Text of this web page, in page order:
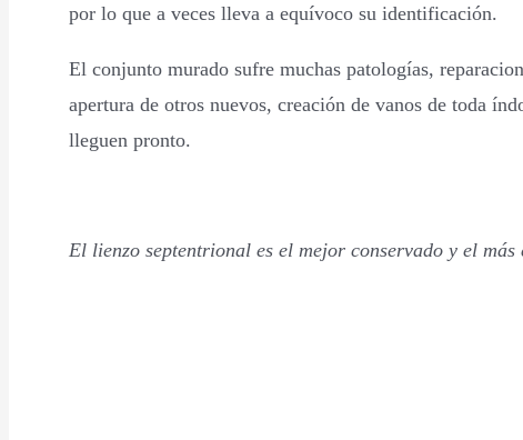
por lo que a veces lleva a equívoco su identificación.
El conjunto murado sufre muchas patologías,
apertura de otros nuevos, creación de vanos de toda
lleguen pronto.
El lienzo septentrional es el mejor conservado y el